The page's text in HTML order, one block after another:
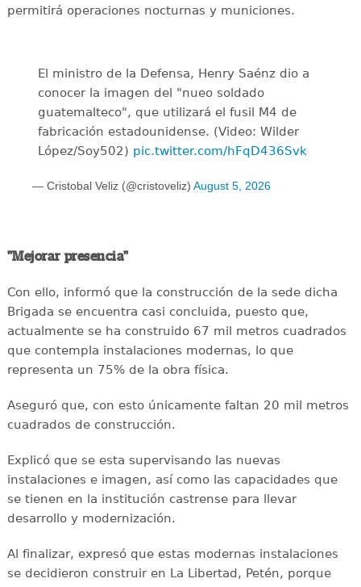
permitirá operaciones nocturnas y municiones.
El ministro de la Defensa, Henry Saénz dio a
conocer la imagen del "nueo soldado
guatemalteco", que utilizará el fusil M4 de
fabricación estadounidense. (Video: Wilder
López/Soy502) pic.twitter.com/hFqD436Svk
— Cristobal Veliz (@cristoveliz) August 5, 2026
"Mejorar presencia"
Con ello, informó que la construcción de la sede dicha
Brigada se encuentra casi concluida, puesto que,
actualmente se ha construido 67 mil metros cuadrados
que contempla instalaciones modernas, lo que
representa un 75% de la obra física.
Aseguró que, con esto únicamente faltan 20 mil metros
cuadrados de construcción.
Explicó que se esta supervisando las nuevas
instalaciones e imagen, así como las capacidades que
se tienen en la institución castrense para llevar
desarrollo y modernización.
Al finalizar, expresó que estas modernas instalaciones
se decidieron construir en La Libertad, Petén, porque